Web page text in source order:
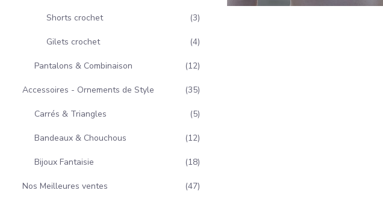
Shorts crochet 3
Gilets crochet 4
Pantalons & Combinaison 12
Accessoires - Ornements de Style 35
Carrés & Triangles 5
Bandeaux & Chouchous 12
Bijoux Fantaisie 18
Nos Meilleures ventes 47